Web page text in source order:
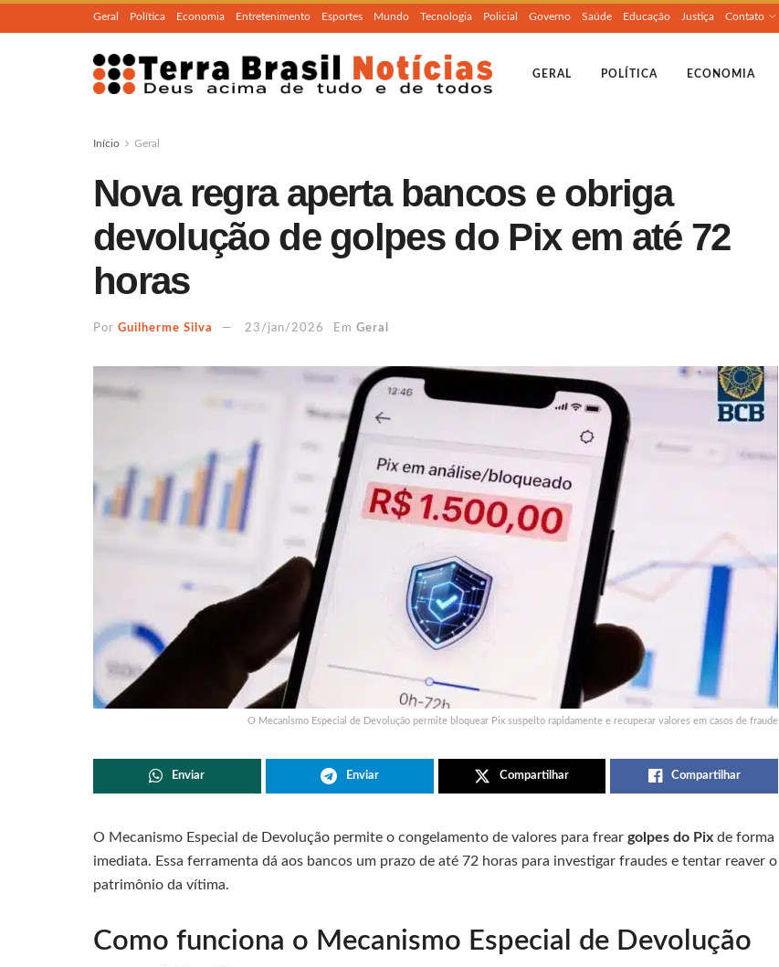
Geral Política Economia Entretenimento Esportes Mundo Tecnologia Policial Governo Saúde Educação Justiça Contato
GERAL POLÍTICA ECONOMIA
Início Geral
Nova regra aperta bancos e obriga
devolução de golpes do Pix em até 72
horas
Por Guilherme Silva 23/jan/2026 Em Geral
O Mecanismo Especial de Devolução permite bloquear Pix suspeito rapidamente e recuperar valores em casos de fraude
Enviar Enviar Compartilhar Compartilhar
O Mecanismo Especial de Devolução permite o congelamento de valores para frear golpes do Pix de forma
imediata. Essa ferramenta dá aos bancos um prazo de até 72 horas para investigar fraudes e tentar reaver o
patrimônio da vítima.
Como funciona o Mecanismo Especial de Devolução